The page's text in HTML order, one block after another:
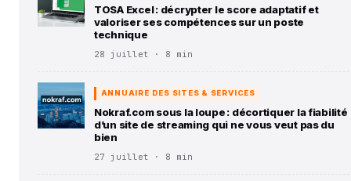
TOSA Excel : décrypter le score adaptatif et
valoriser ses compétences sur un poste
technique
28 juillet · 8 min
ANNUAIRE DES SITES & SERVICES
Nokraf.com sous la loupe : décortiquer la fiabilité
d’un site de streaming qui ne vous veut pas du
bien
27 juillet · 8 min